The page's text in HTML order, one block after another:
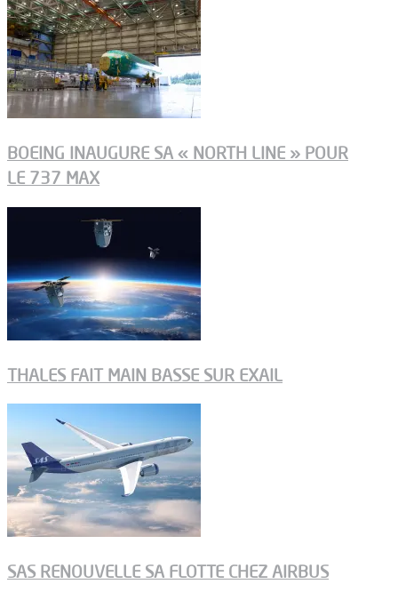
BOEING INAUGURE SA « NORTH LINE » POUR
LE 737 MAX
THALES FAIT MAIN BASSE SUR EXAIL
SAS RENOUVELLE SA FLOTTE CHEZ AIRBUS